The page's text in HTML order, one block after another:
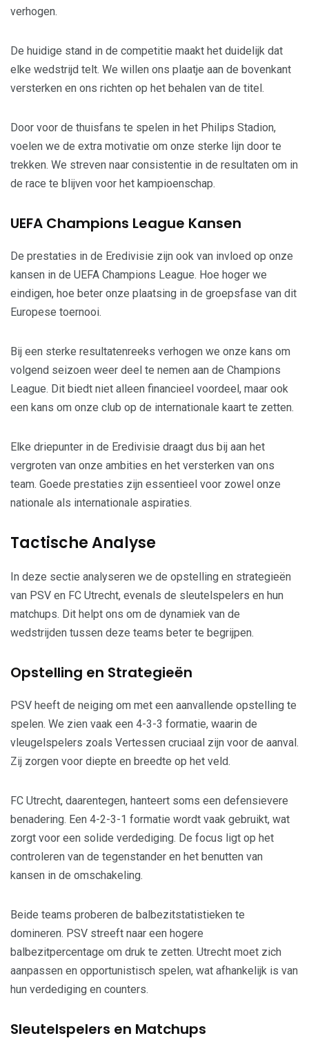
verhogen.
De huidige stand in de competitie maakt het duidelijk dat
elke wedstrijd telt. We willen ons plaatje aan de bovenkant
versterken en ons richten op het behalen van de titel.
Door voor de thuisfans te spelen in het Philips Stadion,
voelen we de extra motivatie om onze sterke lijn door te
trekken. We streven naar consistentie in de resultaten om in
de race te blijven voor het kampioenschap.
UEFA Champions League Kansen
De prestaties in de Eredivisie zijn ook van invloed op onze
kansen in de UEFA Champions League. Hoe hoger we
eindigen, hoe beter onze plaatsing in de groepsfase van dit
Europese toernooi.
Bij een sterke resultatenreeks verhogen we onze kans om
volgend seizoen weer deel te nemen aan de Champions
League. Dit biedt niet alleen financieel voordeel, maar ook
een kans om onze club op de internationale kaart te zetten.
Elke driepunter in de Eredivisie draagt dus bij aan het
vergroten van onze ambities en het versterken van ons
team. Goede prestaties zijn essentieel voor zowel onze
nationale als internationale aspiraties.
Tactische Analyse
In deze sectie analyseren we de opstelling en strategieën
van PSV en FC Utrecht, evenals de sleutelspelers en hun
matchups. Dit helpt ons om de dynamiek van de
wedstrijden tussen deze teams beter te begrijpen.
Opstelling en Strategieën
PSV heeft de neiging om met een aanvallende opstelling te
spelen. We zien vaak een 4-3-3 formatie, waarin de
vleugelspelers zoals Vertessen cruciaal zijn voor de aanval.
Zij zorgen voor diepte en breedte op het veld.
FC Utrecht, daarentegen, hanteert soms een defensievere
benadering. Een 4-2-3-1 formatie wordt vaak gebruikt, wat
zorgt voor een solide verdediging. De focus ligt op het
controleren van de tegenstander en het benutten van
kansen in de omschakeling.
Beide teams proberen de balbezitstatistieken te
domineren. PSV streeft naar een hogere
balbezitpercentage om druk te zetten. Utrecht moet zich
aanpassen en opportunistisch spelen, wat afhankelijk is van
hun verdediging en counters.
Sleutelspelers en Matchups